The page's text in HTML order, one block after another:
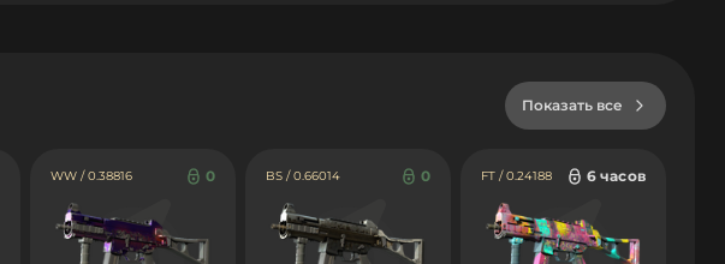
Показать все
WW / 0.38816 0 BS / 0.66014 0 FT / 0.24188 6 часов